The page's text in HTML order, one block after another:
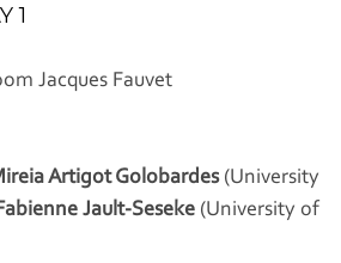
1
Jacques Fauvet
Artigot Golobardes(University
Jault-Seseke (University of